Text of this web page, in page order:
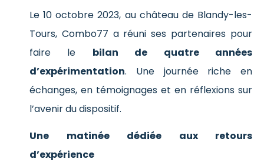
Le 10 octobre 2023, au château de Blandy-les-
Tours, Combo77 a réuni ses partenaires pour
faire le bilan de quatre années
d’expérimentation. Une journée riche en
échanges, en témoignages et en réflexions sur
l’avenir du dispositif.
Une matinée dédiée aux retours
d’expérience